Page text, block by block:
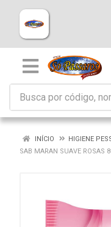
INÍCIO HIGIENE
SAB MARAN SUAVE ROSAS